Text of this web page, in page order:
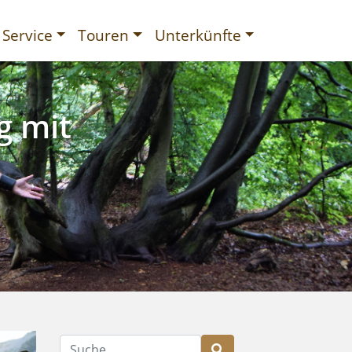
Service Touren Unterkünfte
mit
Suche